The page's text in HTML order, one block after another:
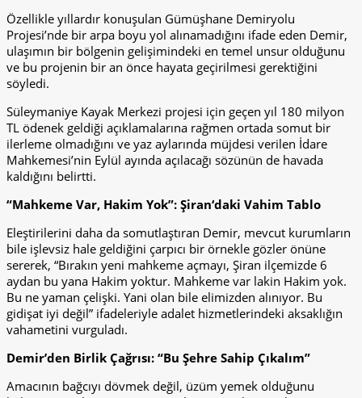
Özellikle yıllardır konuşulan Gümüşhane Demiryolu
Projesi’nde bir arpa boyu yol alınamadığını ifade eden Demir,
ulaşımın bir bölgenin gelişimindeki en temel unsur olduğunu
ve bu projenin bir an önce hayata geçirilmesi gerektiğini
söyledi.
Süleymaniye Kayak Merkezi projesi için geçen yıl 180 milyon
TL ödenek geldiği açıklamalarına rağmen ortada somut bir
ilerleme olmadığını ve yaz aylarında müjdesi verilen İdare
Mahkemesi’nin Eylül ayında açılacağı sözünün de havada
kaldığını belirtti.
“Mahkeme Var, Hakim Yok”: Şiran‘daki Vahim Tablo
Eleştirilerini daha da somutlaştıran Demir, mevcut kurumların
bile işlevsiz hale geldiğini çarpıcı bir örnekle gözler önüne
sererek, “Bırakın yeni mahkeme açmayı, Şiran ilçemizde 6
aydan bu yana Hakim yoktur. Mahkeme var lakin Hakim yok.
Bu ne yaman çelişki. Yani olan bile elimizden alınıyor. Bu
gidişat iyi değil” ifadeleriyle adalet hizmetlerindeki aksaklığın
vahametini vurguladı.
Demir’den Birlik Çağrısı: “Bu Şehre Sahip Çıkalım”
Amacının bağcıyı dövmek değil, üzüm yemek olduğunu